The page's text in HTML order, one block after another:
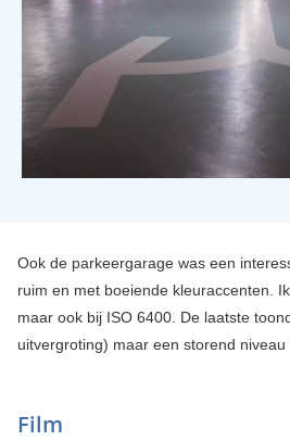
Ook de parkeergarage was een
ruim en met boeiende kleuraccenten.
maar ook bij ISO 6400. De laatste
uitvergroting) maar een storend
Film